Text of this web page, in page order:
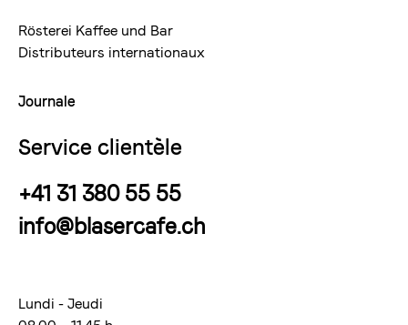
Rösterei Kaffee und Bar
Distributeurs internationaux
Journale
Service clientèle
+41 31 380 55 55
info@blasercafe.ch
Lundi - Jeudi